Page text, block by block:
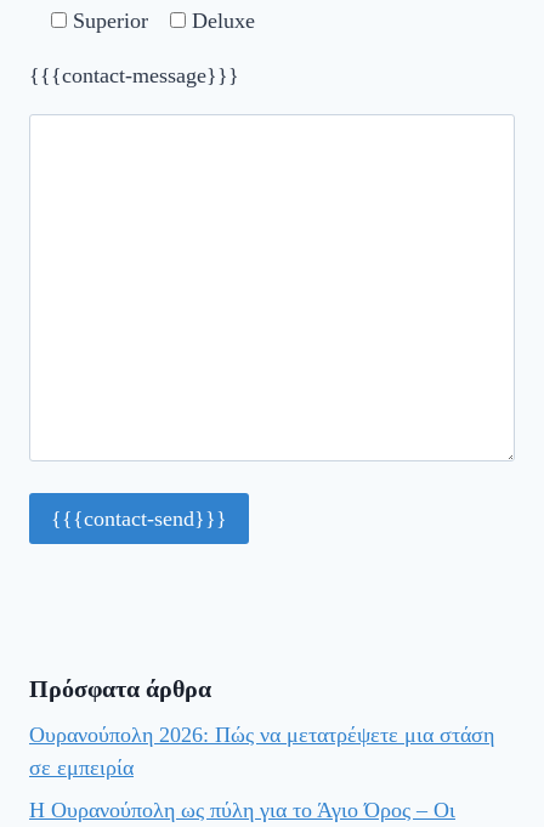
Superior Deluxe
{{{contact-message}}}
Πρόσφατα άρθρα
Ουρανούπολη 2026: Πώς να μετατρέψετε μια στάση
σε εμπειρία
Η Ουρανούπολη ως πύλη για το Άγιο Όρος – Οι